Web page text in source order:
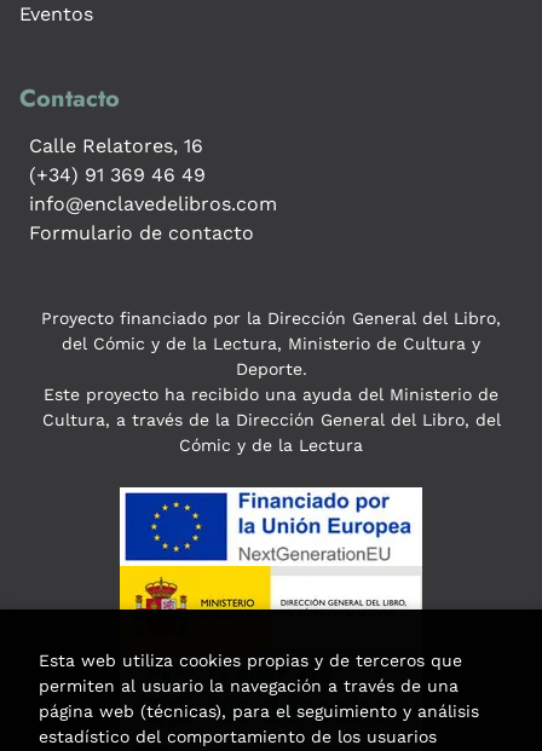
Eventos
Contacto
Calle Relatores, 16
(+34) 91 369 46 49
info@enclavedelibros.com
Formulario de contacto
Proyecto financiado por la Dirección General del Libro,
del Cómic y de la Lectura, Ministerio de Cultura y
Deporte.
Este proyecto ha recibido una ayuda del Ministerio de
Cultura, a través de la Dirección General del Libro, del
Cómic y de la Lectura
Esta web utiliza cookies propias y de terceros que
permiten al usuario la navegación a través de una
página web (técnicas), para el seguimiento y análisis
estadístico del comportamiento de los usuarios